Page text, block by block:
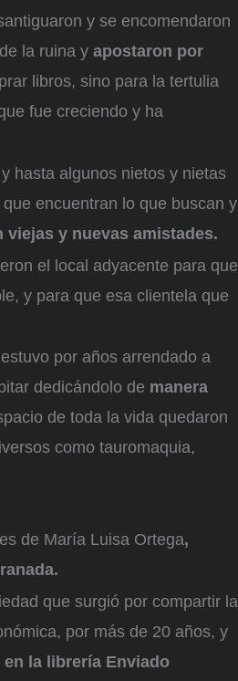
y se encomendaron
la ruina y apostaron por
libros, sino para la tertulia
fue creciendo y ha
hasta algunos nietos y nietas
encuentran lo que buscan y
y nuevas amistades.
el local adyacente para que
y para que esa clientela que
por años arrendado a
dedicándolo de manera
de toda la vida quedaron
como tauromaquia,
de María Luisa Ortega,
que surgió por compartir la
por más de 20 años, y
en la librería Enviado